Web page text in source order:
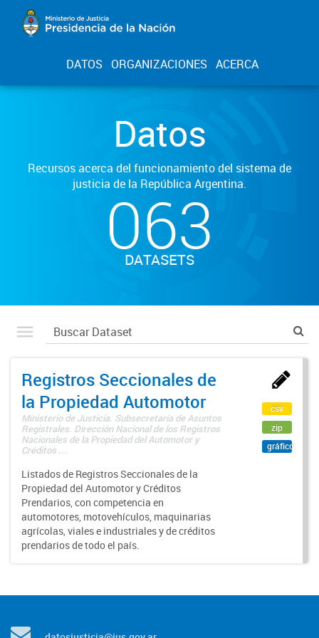
DATOS ORGANIZACIONES ACERCA
Datos
Recursos acerca del funcionamiento del sistema de
justicia de la República Argentina.
063
DATASETS
Registros Seccionales de
la Propiedad Automotor
Ministerio de Justicia. Subsecretaría de Asuntos
Registrales. Dirección Nacional de los Registros
Nacionales de la Propiedad del Automotor y
Créditos ...
Listados de Registros Seccionales de la
Propiedad del Automotor y Créditos
Prendarios, con competencia en
automotores, motovehículos, maquinarias
agrícolas, viales e industriales y de créditos
prendarios de todo el país.
csv
zip
gráfico